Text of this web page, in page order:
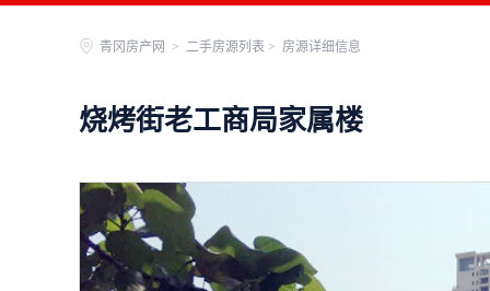
青冈房产网 > 二手房源列表 > 房源详细信息
烧烤街老工商局家属楼